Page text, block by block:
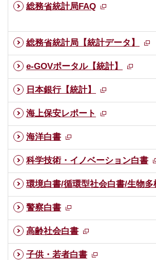
総務省統計局FAQ
総務省統計局【統計データ】
e-GOVポータル【統計】
日本銀行【統計】
海上保安レポート
海洋白書
科学技術・イノベーション白書
環境白書/循環型社会白書/生物多
警察白書
高齢社会白書
子供・若者白書